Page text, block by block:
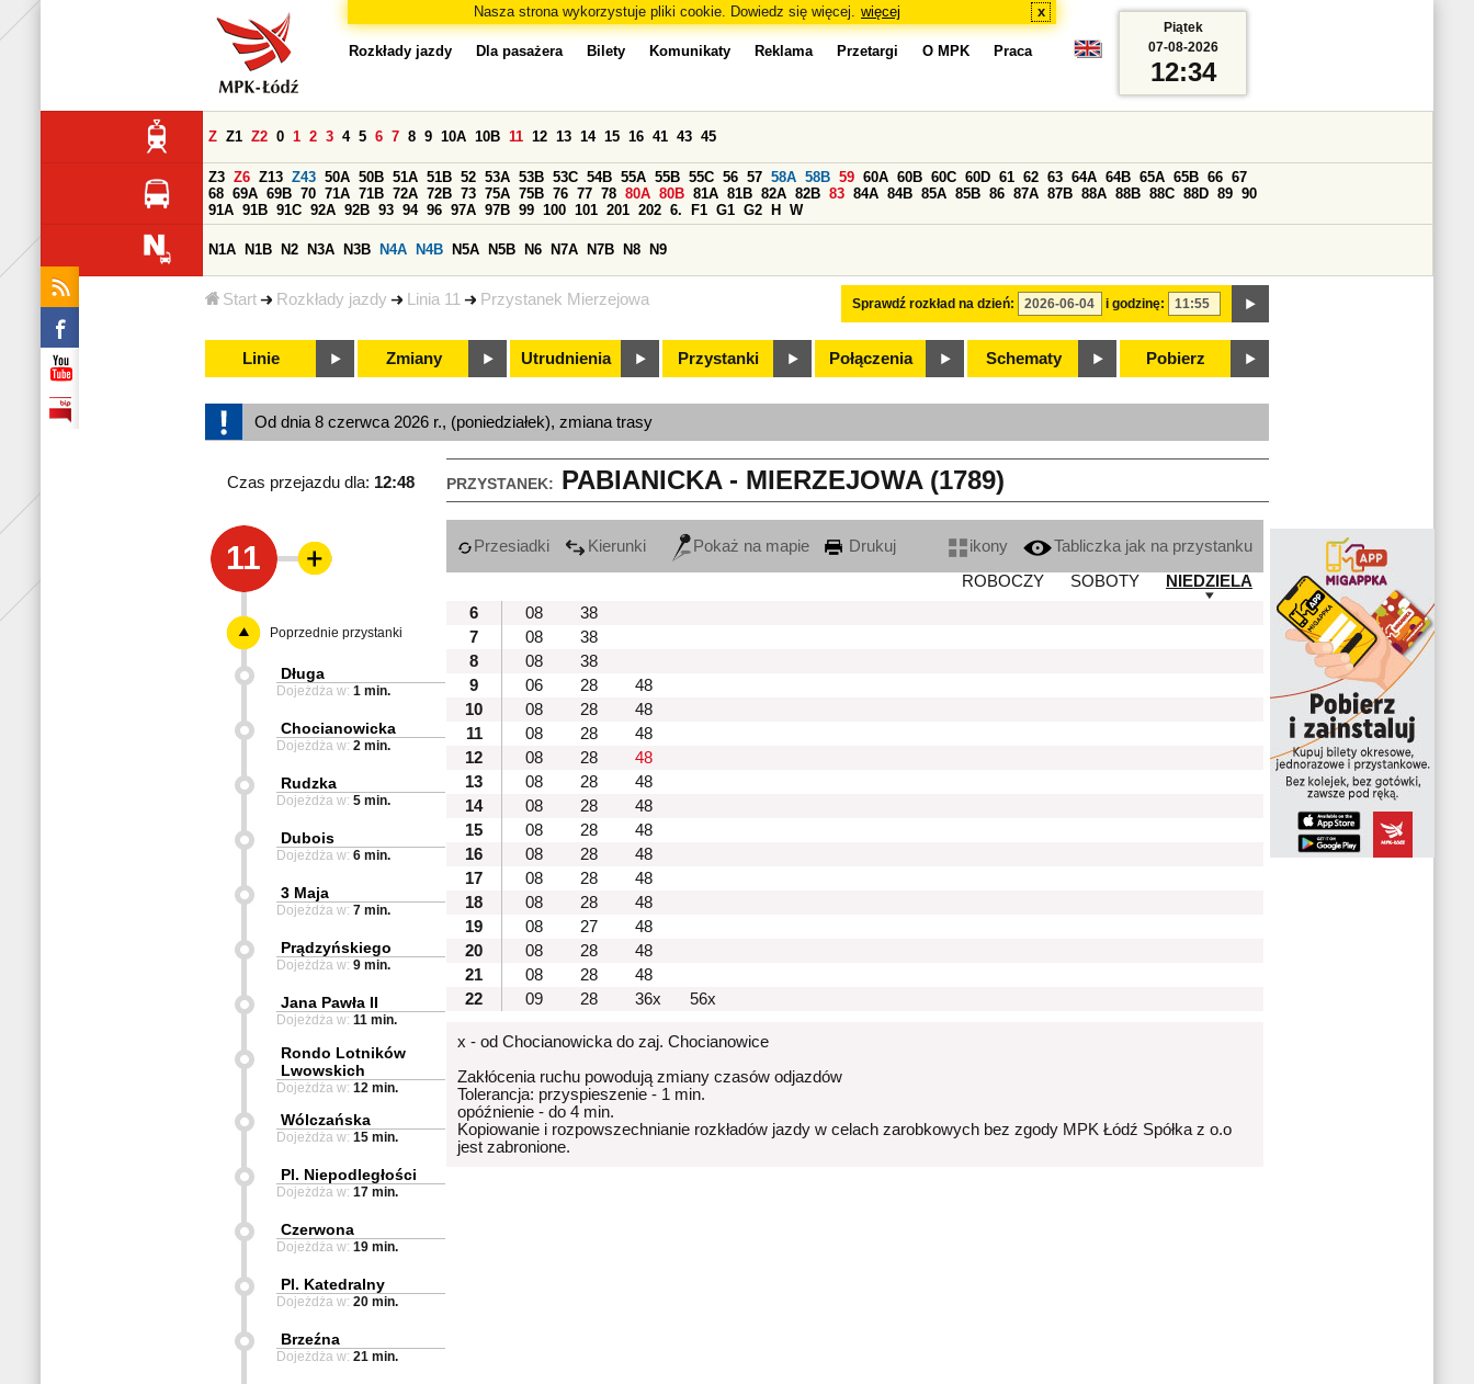
Nasza strona wykorzystuje pliki cookie. Dowiedz się więcej. więcej x
Start Rozkłady jazdy Linia 11 Przystanek Mierzejowa
Rozkłady jazdy Dla pasażera Bilety Komunikaty Reklama Przetargi O MPK Praca
Sprawdź rozkład na dzień: i godzinę:
Z Z1 Z2 0 1 2 3 4 5 6 7 8 9 10A 10B 11 12 13 14 15 16 41 43 45
Z3 Z6 Z13 Z43 50A 50B 51A 51B 52 53A 53B 53C 54B 55A 55B 55C 56 57 58A 58B 59 60A 60B 60C 60D 61 62 63 64A 64B 65A 65B 66 67
68 69A 69B 70 71A 71B 72A 72B 73 75A 75B 76 77 78 80A 80B 81A 81B 82A 82B 83 84A 84B 85A 85B 86 87A 87B 88A 88B 88C 88D 89 90
91A 91B 91C 92A 92B 93 94 96 97A 97B 99 100 101 201 202 6. F1 G1 G2 H W
N1A N1B N2 N3A N3B N4A N4B N5A N5B N6 N7A N7B N8 N9
Linie Zmiany Utrudnienia Przystanki Połączenia Schematy Pobierz
Piątek
07-08-2026
12:34
Od dnia 8 czerwca 2026 r., (poniedziałek), zmiana trasy
PRZYSTANEK: PABIANICKA - MIERZEJOWA (1789)
Czas przejazdu dla: 12:48
11 Przesiadki Kierunki Pokaż na mapie Drukuj ikony
Tabliczka jak na przystanku
ROBOCZY
SOBOTY
NIEDZIELA
6
08
38
7
08
38
8
08
38
9
06 28
48
10
08 28
48
11
08 28
48
12
08 28
48
13
08 28
48
14
08 28
48
15
08 28
48
16
08 28
48
17
08 28
48
18
08 28
48
19
08 27
48
20
08 28
48
21
08 28
48
22
09 28 36x 56x
x - od Chocianowicka do zaj. Chocianowice
Zakłócenia ruchu powodują zmiany czasów odjazdów
Tolerancja: przyspieszenie - 1 min.
opóźnienie - do 4 min.
Kopiowanie i rozpowszechnianie rozkładów jazdy w celach zarobkowych bez zgody MPK Łódź Spółka z o.o
jest zabronione.
Poprzednie przystanki
Długa
Dojeżdża w: 1 min.
Chocianowicka
Dojeżdża w: 2 min.
Rudzka
Dojeżdża w: 5 min.
Dubois
Dojeżdża w: 6 min.
3 Maja
Dojeżdża w: 7 min.
Prądzyńskiego
Dojeżdża w: 9 min.
Jana Pawła II
Dojeżdża w: 11 min.
Rondo Lotników
Lwowskich
Dojeżdża w: 12 min.
Wólczańska
Dojeżdża w: 15 min.
Pl. Niepodległości
Dojeżdża w: 17 min.
Czerwona
Dojeżdża w: 19 min.
Pl. Katedralny
Dojeżdża w: 20 min.
Brzeźna
Dojeżdża w: 21 min.